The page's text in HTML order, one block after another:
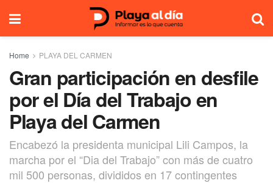
Home PLAYA DEL CARMEN
Gran participación en desfile
por el Día del Trabajo en
Playa del Carmen
Encabezó la presidenta municipal Lili Campos, la
marcha por el “Dia del Trabajo” con más de cuatro
mil 500 personas, divididos en 17 contingentes